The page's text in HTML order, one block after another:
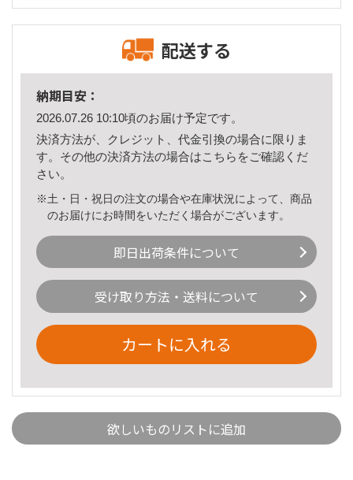
配送する
納期目安：
2026.07.26 10:10頃のお届け予定です。
決済方法が、クレジット、代金引換の場合に限りま
す。その他の決済方法の場合はこちら をご確認くだ
さい。
※土・日・祝日の注文の場合や在庫状況によって、商品
のお届けにお時間をいただく場合がございます。
即日出荷条件について
受け取り方法・送料について
カートに入れる
欲しいものリストに追加